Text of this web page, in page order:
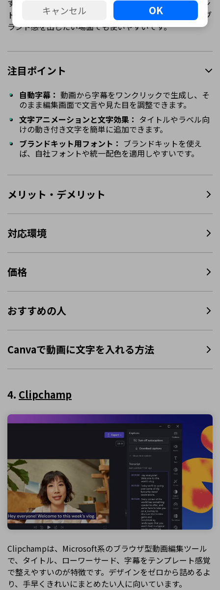
すばやく作りたい人に向くオンラインツールです。フォン
ト、余白、レイアウトの見栄えを重視する動画に強く、ブ
ランド感を出したい場面でも使いやすいです。
注目ポイント
自動字幕： 動画から字幕をワンクリックで生成し、そ
のまま編集画面で文言や見た目を調整できます。
文字アニメーションと文字効果： タイトルやラベル向
けの動き付き文字を簡単に追加できます。
ブランドキット用フォント： ブランドキットを使え
ば、自社フォントや統一配色を適用しやすいです。
メリット・デメリット
対応環境
価格
おすすめの人
Canvaで動画に文字を入れる方法
4. Clipchamp
Clipchampは、Microsoft系のブラウザ型動画編集ツール
で、タイトル、ローワーサード、字幕をテンプレート感覚
で整えやすいのが特徴です。デザインをゼロから詰めるよ
り、手早くきれいにまとめたい人に向いています。
キャンセル OK